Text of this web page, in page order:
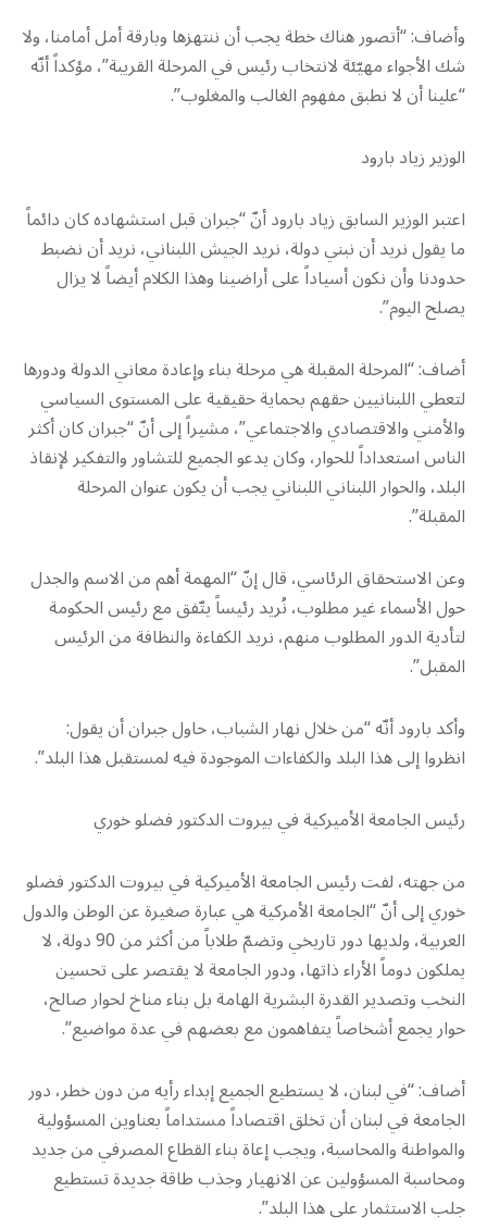
وأضاف: “أتصور هناك خطة يجب أن ننتهزها وبارقة أمل أمامنا، ولا
شك الأجواء مهيّئة لانتخاب رئيس في المرحلة القريبة”، مؤكداً أنّه
“علينا أن لا نطبق مفهوم الغالب والمغلوب”.
الوزير زياد بارود
اعتبر الوزير السابق زياد بارود أنّ “جبران قبل استشهاده كان دائماً
ما يقول نريد أن نبني دولة، نريد الجيش اللبناني، نريد أن نضبط
حدودنا وأن نكون أسياداً على أراضينا وهذا الكلام أيضاً لا يزال
يصلح اليوم”.
أضاف: “المرحلة المقبلة هي مرحلة بناء وإعادة معاني الدولة ودورها
لتعطي اللبنانيين حقهم بحماية حقيقية على المستوى السياسي
والأمني والاقتصادي والاجتماعي”، مشيراً إلى أنّ “جبران كان أكثر
الناس استعداداً للحوار، وكان يدعو الجميع للتشاور والتفكير لإنقاذ
البلد، والحوار اللبناني اللبناني يجب أن يكون عنوان المرحلة
المقبلة”.
وعن الاستحقاق الرئاسي، قال إنّ “المهمة أهم من الاسم والجدل
حول الأسماء غير مطلوب، نُريد رئيساً يتّفق مع رئيس الحكومة
لتأدية الدور المطلوب منهم، نريد الكفاءة والنظافة من الرئيس
المقبل”.
وأكد بارود أنّه “من خلال نهار الشباب، حاول جبران أن يقول:
انظروا إلى هذا البلد والكفاءات الموجودة فيه لمستقبل هذا البلد”.
رئيس الجامعة الأميركية في بيروت الدكتور فضلو خوري
من جهته، لفت رئيس الجامعة الأميركية في بيروت الدكتور فضلو
خوري إلى أنّ “الجامعة الأمركية هي عبارة صغيرة عن الوطن والدول
العربية، ولديها دور تاريخي وتضمّ طلاباً من أكثر من 90 دولة، لا
يملكون دوماً الأراء ذاتها، ودور الجامعة لا يقتصر على تحسين
النخب وتصدير القدرة البشرية الهامة بل بناء مناخ لحوار صالح،
حوار يجمع أشخاصاً يتفاهمون مع بعضهم في عدة مواضيع”.
أضاف: “في لبنان، لا يستطيع الجميع إبداء رأيه من دون خطر، دور
الجامعة في لبنان أن تخلق اقتصاداً مستداماً بعناوين المسؤولية
والمواطنة والمحاسبة، ويجب إعاة بناء القطاع المصرفي من جديد
ومحاسبة المسؤولين عن الانهيار وجذب طاقة جديدة تستطيع
جلب الاستثمار على هذا البلد”.